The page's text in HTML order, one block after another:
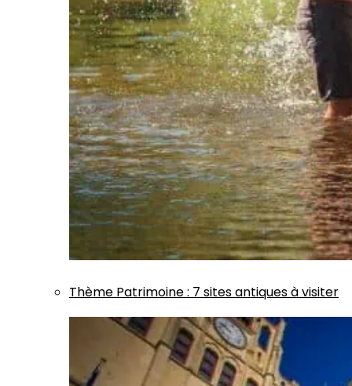
Thème Patrimoine: 7 sites antiques à visiter